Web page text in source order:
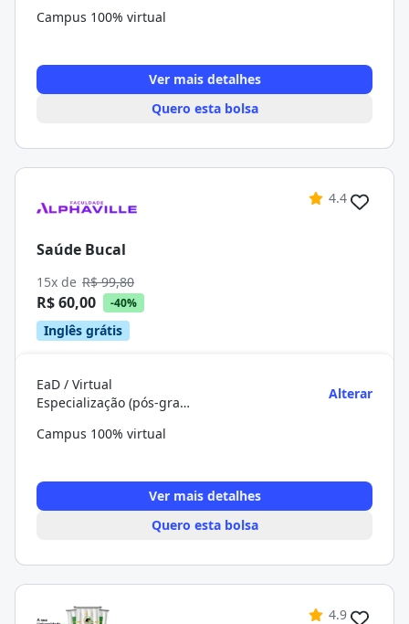
Campus 100% virtual
Ver mais detalhes
Quero esta bolsa
4.4
Saúde Bucal
15x de R$ 99,80
R$ 60,00 -40%
Inglês grátis
EaD / Virtual
Especialização (pós-graduação)
Alterar
Campus 100% virtual
Ver mais detalhes
Quero esta bolsa
4.9